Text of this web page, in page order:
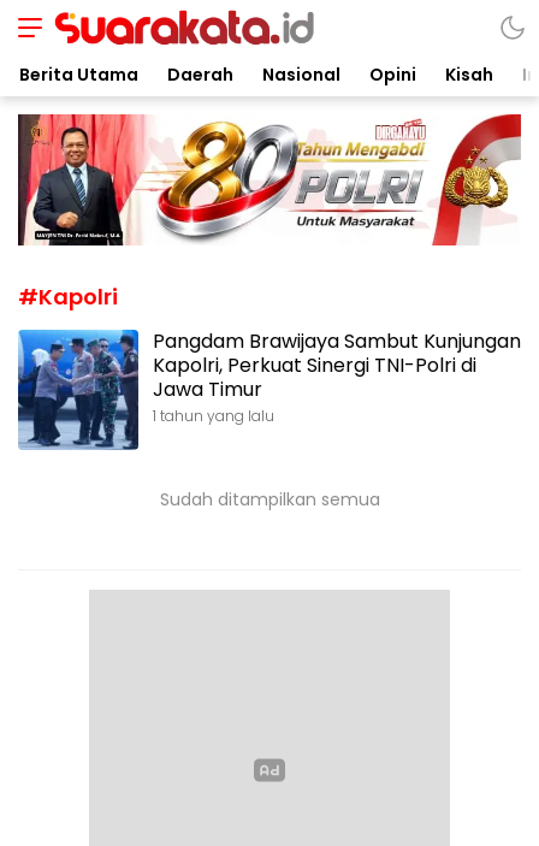
Suarakata.id
Kata Bicara Suara Bergerak
Berita Utama Daerah Nasional Opini Kisah
#Kapolri
Pangdam Brawijaya Sambut Kunjungan
Kapolri, Perkuat Sinergi TNI-Polri di
Jawa Timur
1 tahun yang lalu
Sudah ditampilkan semua